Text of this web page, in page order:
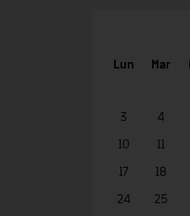
Lun Mar
3 4
10 11
17 18
24 25